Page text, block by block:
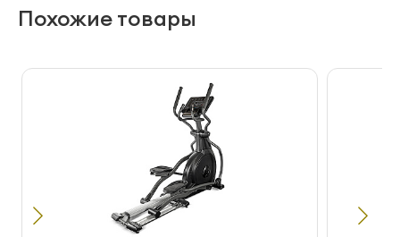
Похожие товары